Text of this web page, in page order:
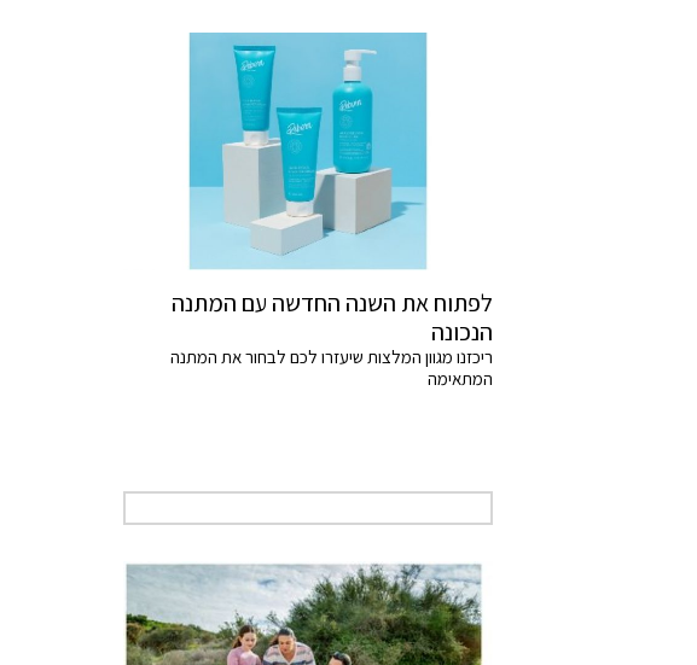
לפתוח את השנה החדשה עם המתנה
הנכונה
ריכזנו מגוון המלצות שיעזרו לכם לבחור את המתנה
המתאימה